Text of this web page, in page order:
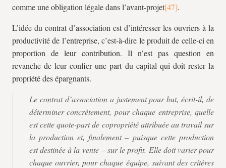
comme une obligation légale dans l’avant-projet
.
L’idée du contrat d’association est d’intéresser les ouvriers à la
productivité de l’entreprise, c’est-à-dire le produit de celle-ci en
proportion de leur contribution. Il n’est pas question en
revanche de leur confier une part du capital qui doit rester la
propriété des épargnants.
Le contrat d’association a justement pour but, écrit-il, de
déterminer concrètement, pour chaque entreprise, quelle
est cette quote-part de copropriété attribuée au travail sur
la production et, finalement – puisque cette production
est destinée à la vente – sur le profit. Elle doit varier pour
chaque ouvrier, pour chaque équipe, suivant des critères